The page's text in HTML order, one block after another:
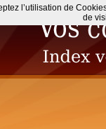
l’utilisation de
de